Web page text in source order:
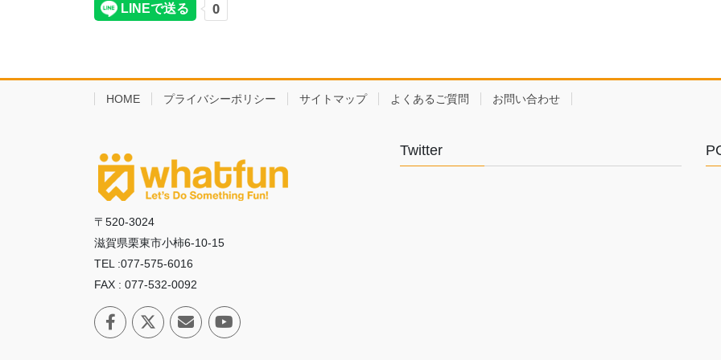
HOME プライバシーポリシー サイトマップ よくあるご質問 お問い合わせ
〒520-3024
滋賀県栗東市小柿6-10-15
TEL :077-575-6016
FAX : 077-532-0092
Twitter